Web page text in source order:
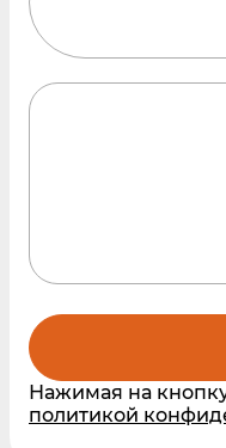
Нажимая на
политикой